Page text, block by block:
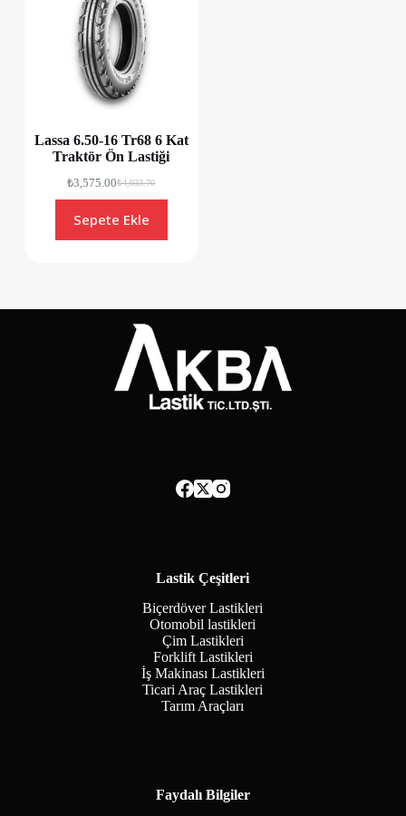
Lassa 6.50-16 Tr68 6 Kat
Traktör Ön Lastiği
₺4,033.70
₺3,575.00
Sepete Ekle
Lastik Çeşitleri
Biçerdöver Lastikleri
Otomobil lastikleri
Çim Lastikleri
Forklift Lastikleri
İş Makinası Lastikleri
Ticari Araç Lastikleri
Tarım Araçları
Faydalı Bilgiler